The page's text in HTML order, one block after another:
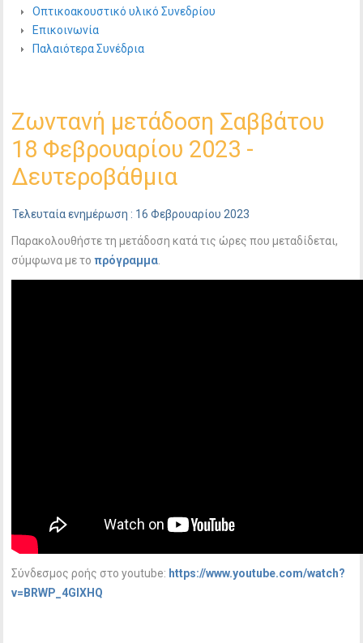
Οπτικοακουστικό υλικό Συνεδρίου
Επικοινωνία
Παλαιότερα Συνέδρια
Ζωντανή μετάδοση Σαββάτου
18 Φεβρουαρίου 2023 -
Δευτεροβάθμια
Τελευταία ενημέρωση : 16 Φεβρουαρίου 2023
Παρακολουθήστε τη μετάδοση κατά τις ώρες που μεταδίδεται,
σύμφωνα με τοπρόγραμμα
Σύνδεσμος ροής στο youtube: https://www.youtube.com/watch?
v=BRWP_4GlXHQ